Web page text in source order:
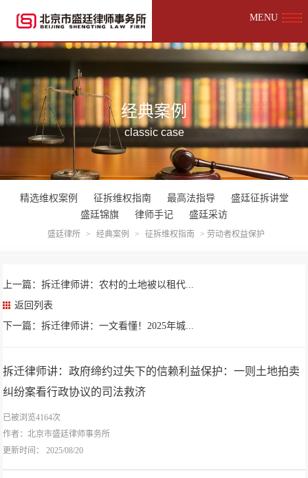
MENU
经典案例
classic case
精选维权案例 征拆维权指南 最高法指导
盛廷征拆讲堂
盛廷锦旗
律师手记 盛廷采访
盛廷律所 > 经典案例 > 征拆维权指南 > 劳动者权益保护
上一篇：拆迁律师讲：农村的土地被以租代...
返回列表
下一篇：拆迁律师讲：一文看懂！2025年城...
拆迁律师讲：政府缔约过失下的信赖利益保护：一则土地拍卖
纠纷案看行政协议的司法救济
已被浏览4164次
作者：北京市盛廷律师事务所
更新时间： 2025/08/20